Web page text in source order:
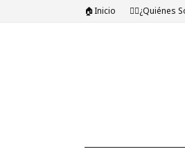
🏠Inicio 🤷‍♂️¿Quiénes